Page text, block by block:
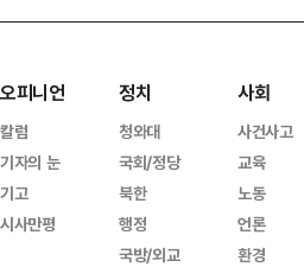
오피니언
칼럼
기자의 눈
기고
시사만평
정치
청와대
국회/정당
북한
행정
국방/외교
사회
사건사고
교육
노동
언론
환경